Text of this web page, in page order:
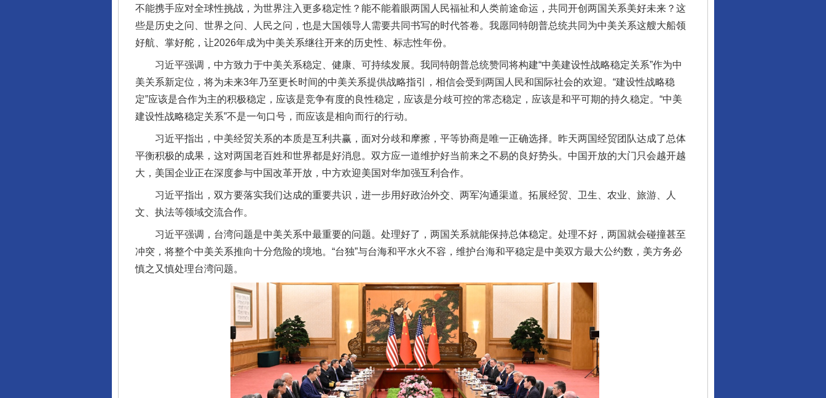
不能携手应对全球性挑战，为世界注入更多稳定性？能不能着眼两国人民福祉和人类前途命运，共同开创两国关系美好未来？这
些是历史之问、世界之问、人民之问，也是大国领导人需要共同书写的时代答卷。我愿同特朗普总统共同为中美关系这艘大船领
好航、掌好舵，让2026年成为中美关系继往开来的历史性、标志性年份。
习近平强调，中方致力于中美关系稳定、健康、可持续发展。我同特朗普总统赞同将构建“中美建设性战略稳定关系”作为中
美关系新定位，将为未来3年乃至更长时间的中美关系提供战略指引，相信会受到两国人民和国际社会的欢迎。“建设性战略稳
定”应该是合作为主的积极稳定，应该是竞争有度的良性稳定，应该是分歧可控的常态稳定，应该是和平可期的持久稳定。“中美
建设性战略稳定关系”不是一句口号，而应该是相向而行的行动。
习近平指出，中美经贸关系的本质是互利共赢，面对分歧和摩擦，平等协商是唯一正确选择。昨天两国经贸团队达成了总体
平衡积极的成果，这对两国老百姓和世界都是好消息。双方应一道维护好当前来之不易的良好势头。中国开放的大门只会越开越
大，美国企业正在深度参与中国改革开放，中方欢迎美国对华加强互利合作。
习近平指出，双方要落实我们达成的重要共识，进一步用好政治外交、两军沟通渠道。拓展经贸、卫生、农业、旅游、人
文、执法等领域交流合作。
习近平强调，台湾问题是中美关系中最重要的问题。处理好了，两国关系就能保持总体稳定。处理不好，两国就会碰撞甚至
冲突，将整个中美关系推向十分危险的境地。“台独”与台海和平水火不容，维护台海和平稳定是中美双方最大公约数，美方务必
慎之又慎处理台湾问题。